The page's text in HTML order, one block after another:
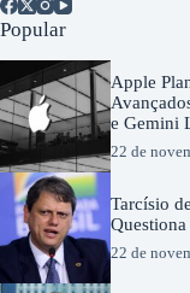
Popular
Apple
e Gemini
22 de
Tarcísio
22 de